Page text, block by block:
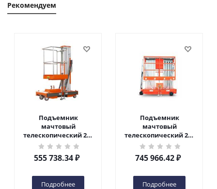
Рекомендуем
Подъемник
мачтовый
телескопический 200
кг 6 м TOR GTWY6-200S
DC 2-мачтовый
(автономный) (G) в
555 738.34₽
Подробнее
Подъемник
мачтовый
телескопический 200
кг 10 м TOR GTWY10-
200S DC 2-мачтовый
(автономный) (N) в
745 966.42₽
Подробнее